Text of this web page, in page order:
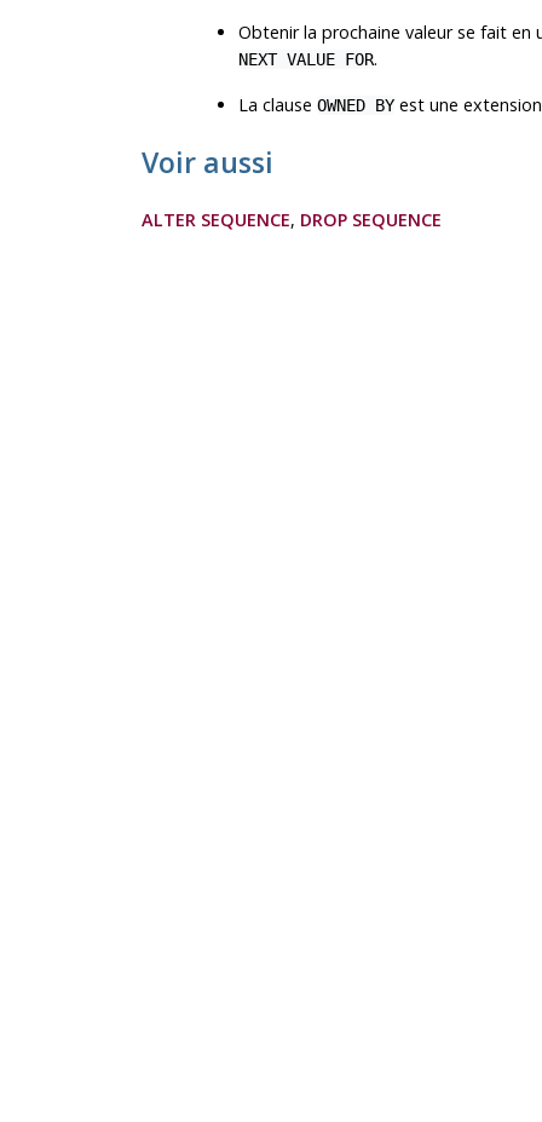
Obtenir la prochaine valeur se fait
NEXT VALUE FOR.
La clause OWNED BYest une
Voir aussi
ALTER SEQUENCE, DROP SEQUENCE